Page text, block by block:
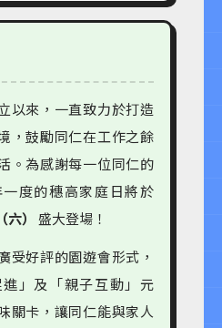
以來，一直致力於打造
，鼓勵同仁在工作之餘
。為感謝每一位同仁的
度的穗高家庭日將於
）
盛大登場！
受好評的園遊會形式，
」及「親子互動」元
關卡，讓同仁能與家人